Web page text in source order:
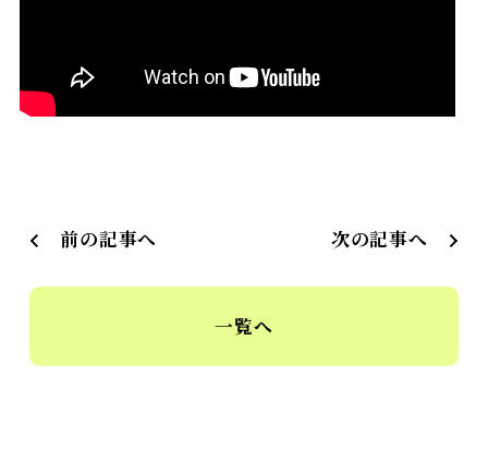
前の記事へ 次の記事へ
一覧へ